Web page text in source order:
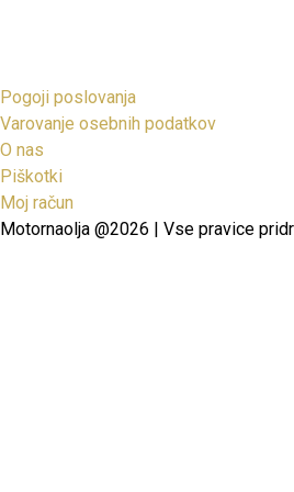
Pogoji poslovanja
Varovanje osebnih podatkov
O nas
Piškotki
Moj račun
Motornaolja @2026 | Vse pravice